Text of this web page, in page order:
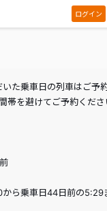
ログイン
た乗車日の列車はご予
帯を避けてご予約くださ
ら乗車日44日前の5:29